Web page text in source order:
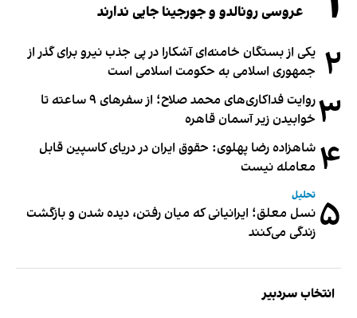
عروسی رونالدو و جورجینا جایی ندارند
۲ یکی از بستگان خامنه‌ای آشکارا در پی جذب نیرو برای گذر از
جمهوری اسلامی به حکومت اسلامی است
۳
روایت فداکاری‌های محمد صلاح؛ از سفرهای ۹ ساعته تا
خوابیدن زیر آسمان قاهره
۴ شاهزاده رضا پهلوی: حقوق ایران در دریای کاسپین قابل
معامله نیست
۵ تحلیل
نسل معلق؛ ایرانیانی که میان رفتن، دیده شدن و بازگشت
زندگی می‌کنند
انتخاب سردبیر